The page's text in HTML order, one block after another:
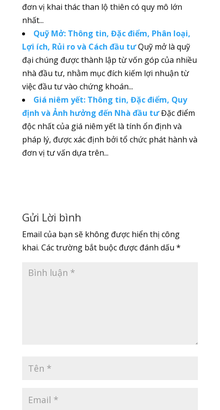
đơn vị khai thác than lộ thiên có quy mô lớn
nhất...
Quỹ Mở: Thông tin, Đặc điểm, Phân loại,
Lợi ích, Rủi ro và Cách đầu tưQuỹ mở là quỹ
đại chúng được thành lập từ vốn góp của nhiều
nhà đầu tư, nhằm mục đích kiếm lợi nhuận từ
việc đầu tư vào chứng khoán...
Giá niêm yết: Thông tin, Đặc điểm, Quy
định và Ảnh hưởng đến Nhà đầu tưĐặc điểm
độc nhất của giá niêm yết là tính ổn định và
pháp lý, được xác định bởi tổ chức phát hành và
đơn vị tư vấn dựa trên...
Gửi Lời bình
Email của bạn sẽ không được hiển thị công
khai. Các trường bắt buộc được đánh dấu *